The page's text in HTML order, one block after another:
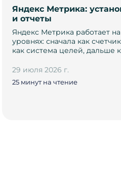
Яндекс Метрика:
и отчеты
Яндекс Метрика работает
уровнях: сначала как
как система целей, дальше
29 июля 2026 г.
25 минут на чтение